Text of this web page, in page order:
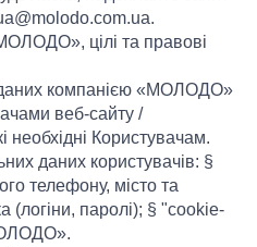
цілі та правові
даних компанією «МОЛОДО»
веб-сайту /
необхідні Користувачам.
даних користувачів: §
телефону, місто та
(логіни, паролі); § "cookie-